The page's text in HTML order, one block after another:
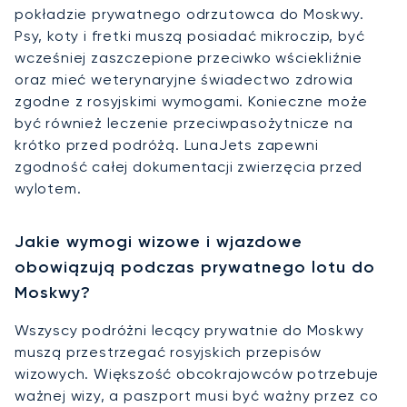
pokładzie prywatnego odrzutowca do Moskwy.
Psy, koty i fretki muszą posiadać mikroczip, być
wcześniej zaszczepione przeciwko wściekliźnie
oraz mieć weterynaryjne świadectwo zdrowia
zgodne z rosyjskimi wymogami. Konieczne może
być również leczenie przeciwpasożytnicze na
krótko przed podróżą. LunaJets zapewni
zgodność całej dokumentacji zwierzęcia przed
wylotem.
Jakie wymogi wizowe i wjazdowe
obowiązują podczas prywatnego lotu do
Moskwy?
Wszyscy podróżni lecący prywatnie do Moskwy
muszą przestrzegać rosyjskich przepisów
wizowych. Większość obcokrajowców potrzebuje
ważnej wizy, a paszport musi być ważny przez co